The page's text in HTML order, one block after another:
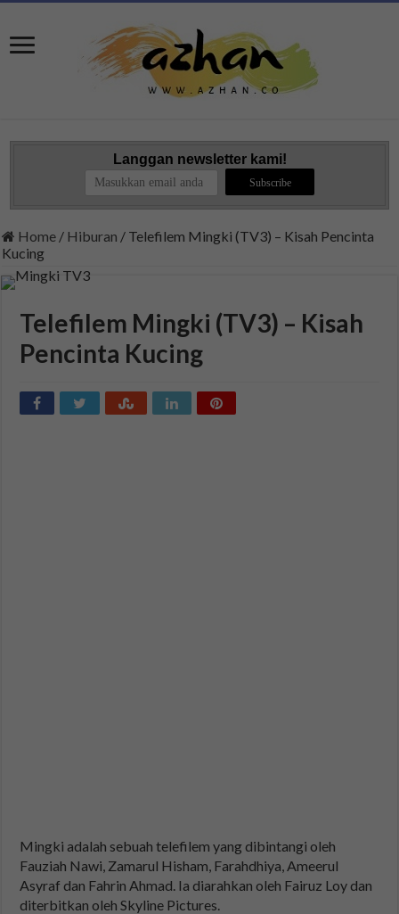
Langgan newsletter kami!
Home / Hiburan / Telefilem Mingki (TV3) – Kisah Pencinta
Kucing
Telefilem Mingki (TV3) – Kisah
Pencinta Kucing
Mingki adalah sebuah telefilem yang dibintangi oleh
Fauziah Nawi, Zamarul Hisham, Farahdhiya, Ameerul
Asyraf dan Fahrin Ahmad. Ia diarahkan oleh Fairuz Loy dan
diterbitkan oleh Skyline Pictures.